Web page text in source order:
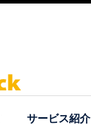
サービス紹介